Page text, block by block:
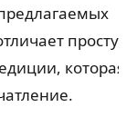
простую
которая